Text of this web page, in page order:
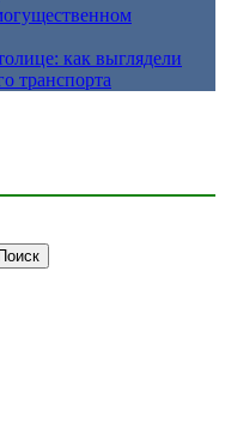
как выглядели
транспорта